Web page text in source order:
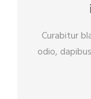
Curabitur
odio,